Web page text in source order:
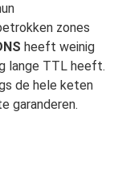
zones
heeft weinig
lange TTL heeft.
de hele keten
garanderen.